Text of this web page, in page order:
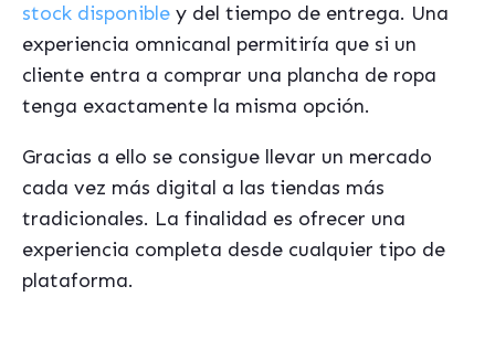
stock disponible y del tiempo de entrega. Una
experiencia omnicanal permitiría que si un
cliente entra a comprar una plancha de ropa
tenga exactamente la misma opción.
Gracias a ello se consigue llevar un mercado
cada vez más digital a las tiendas más
tradicionales. La finalidad es ofrecer una
experiencia completa desde cualquier tipo de
plataforma.